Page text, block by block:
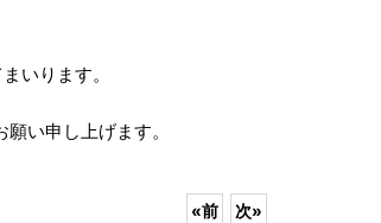
いります。
い申し上げます。
«前 次»